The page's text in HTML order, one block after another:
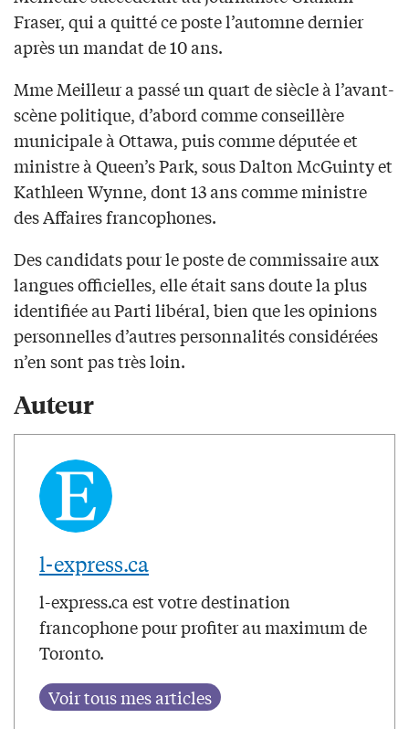
Fraser, qui a quitté ce poste l’automne dernier
après un mandat de 10 ans.
Mme Meilleur a passé un quart de siècle à l’avant-
scène politique, d’abord comme conseillère
municipale à Ottawa, puis comme députée et
ministre à Queen’s Park, sous Dalton McGuinty et
Kathleen Wynne, dont 13 ans comme ministre
des Affaires francophones.
Des candidats pour le poste de commissaire aux
langues officielles, elle était sans doute la plus
identifiée au Parti libéral, bien que les opinions
personnelles d’autres personnalités considérées
n’en sont pas très loin.
Auteur
l-express.ca
l-express.ca est votre destination
francophone pour profiter au maximum de
Toronto.